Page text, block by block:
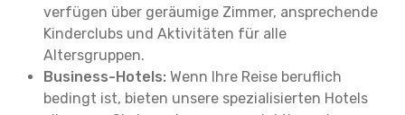
verfügen über geräumige Zimmer, ansprechende
Kinderclubs und Aktivitäten für alle
Altersgruppen.
Business-Hotels: Wenn Ihre Reise beruflich
bedingt ist, bieten unsere spezialisierten Hotels